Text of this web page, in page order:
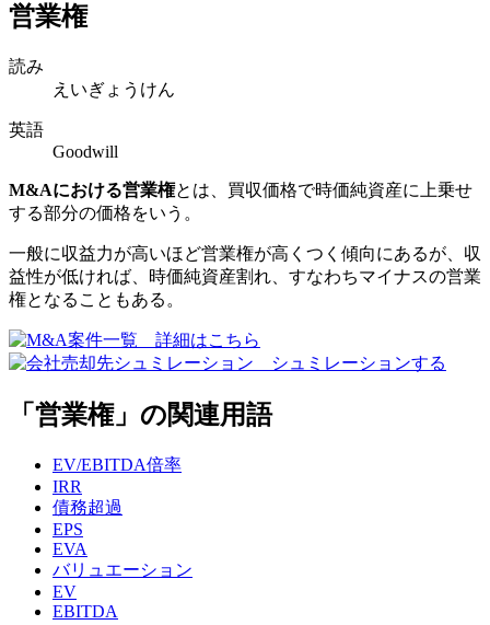
営業権
読み
えいぎょうけん
英語
Goodwill
M&Aにおける営業権とは、買収価格で時価純資産に上乗せ
する部分の価格をいう。
一般に収益力が高いほど営業権が高くつく傾向にあるが、収
益性が低ければ、時価純資産割れ、すなわちマイナスの営業
権となることもある。
「営業権」の関連用語
EV/EBITDA倍率
IRR
債務超過
EPS
EVA
バリュエーション
EV
EBITDA